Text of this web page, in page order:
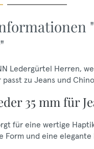
Ledergürtel Herren,
passt zu Jeans und
35 mm für
für eine wertige
Form und eine elegante